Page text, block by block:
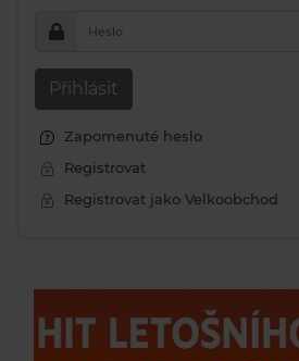
Heslo
Přihlásit
Zapomenuté heslo
Registrovat
Registrovat jako Velkoobchod